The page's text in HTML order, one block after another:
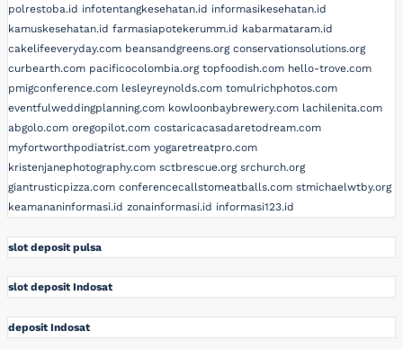
polrestoba.id infotentangkesehatan.id informasikesehatan.id
kamuskesehatan.id farmasiapotekerumm.id kabarmataram.id
cakelifeeveryday.com beansandgreens.org conservationsolutions.org
curbearth.com pacificocolombia.org topfoodish.com hello-trove.com
pmigconference.com lesleyreynolds.com tomulrichphotos.com
eventfulweddingplanning.com kowloonbaybrewery.com lachilenita.com
abgolo.com oregopilot.com costaricacasadaretodream.com
myfortworthpodiatrist.com yogaretreatpro.com
kristenjanephotography.com sctbrescue.org srchurch.org
giantrusticpizza.com conferencecallstomeatballs.com stmichaelwtby.org
keamananinformasi.id zonainformasi.id informasi123.id
slot deposit pulsa
slot deposit Indosat
deposit Indosat